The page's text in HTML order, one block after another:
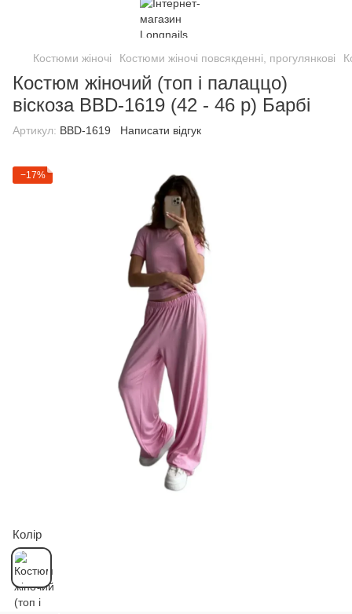
Костюми жіночі Костюми жіночі повсякденні, прогулянкові
Костюм жіночий (топ і палаццо)
віскоза BBD-1619 (42 - 46 р) Барбі
Артикул: BBD-1619 Написати відгук
−17%
Колір